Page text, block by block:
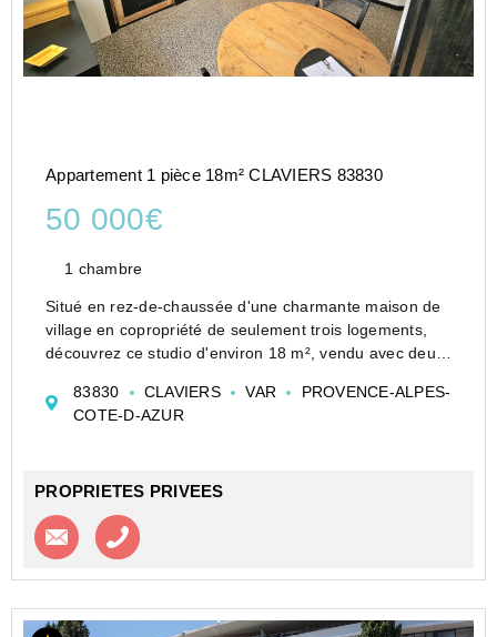
Appartement 1 pièce 18m² CLAVIERS 83830
50 000€
1 chambre
Situé en rez-de-chaussée d'une charmante maison de
village en copropriété de seulement trois logements,
découvrez ce studio d'environ 18 m², vendu avec deux
Fonctionnel et en bon état, il se compose d'une
agréable pièce de...
83830 CLAVIERS VAR
PROVENCE-ALPES-
COTE-D-AZUR
PROPRIETES PRIVEES
Contacter l'agence